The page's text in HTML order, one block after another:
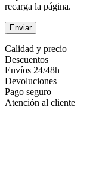
recarga la página.
Calidad y precio
Descuentos
Envíos 24/48h
Devoluciones
Pago seguro
Atención al cliente